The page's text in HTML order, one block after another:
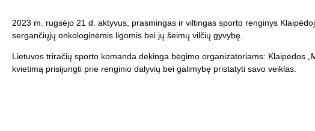
2023 m. rugsėjo 21 d. aktyvus, prasmingas ir viltingas sporto renginys
sergančiųjų onkologinėmis ligomis bei jų šeimų vilčių gyvybę.
Lietuvos triračių sporto komanda dėkinga bėgimo organizatoriams: Klaipėdos
kvietimą prisijungti prie renginio dalyvių bei galimybę pristatyti savo veiklas.